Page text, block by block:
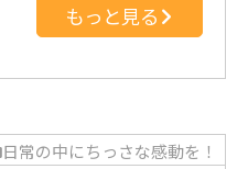
もっと見る
日常の中にちっさな感動を！